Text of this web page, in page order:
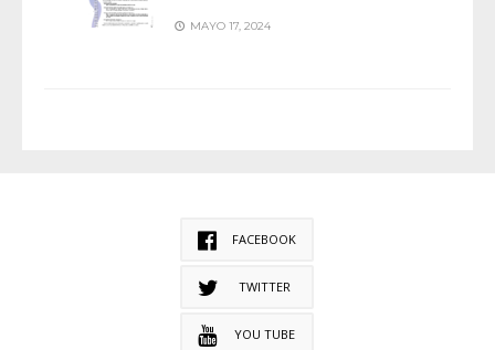
MAYO 17, 2024
FACEBOOK
TWITTER
YOU TUBE